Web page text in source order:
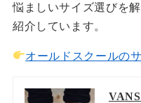
悩ましいサイズ選びを
紹介しています。
オールドスクールの